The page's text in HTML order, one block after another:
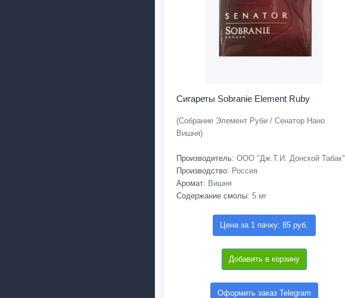
Сигареты Sobranie Element Ruby
(Собрание Элемент Руби / Сенатор Нано
Вишня)
Производитель: ООО "Дж.Т.И. Донской Табак"
Производство: Россия
Аромат: Вишня
Содержание смолы: 5 мг
Цена за 1 пачку: 85 руб.
Добавить в корзину
Оформить заказ Telegram